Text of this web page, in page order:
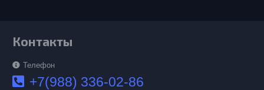
Контакты
Телефон
+7(988) 336-02-86